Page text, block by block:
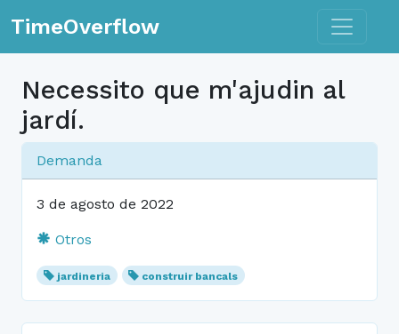
TimeOverflow Toggle
Necessito que m'ajudin al
jardí.
Demanda
3 de agosto de 2022
Otros
jardineria construir bancals